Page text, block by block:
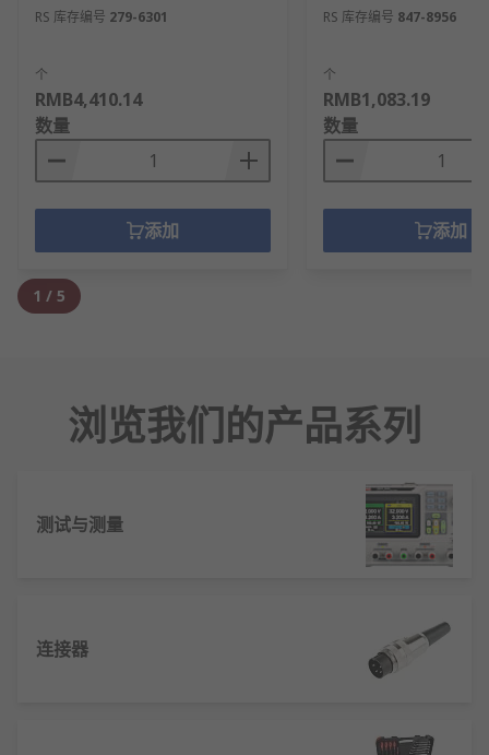
RS 库存编号 279-6301
个
RMB4,410.14
数量
添加
RS 库存编号 847-8956
个
RMB1,083.19
数量
添加
1 / 5
浏览我们的产品系列
测试与测量
连接器